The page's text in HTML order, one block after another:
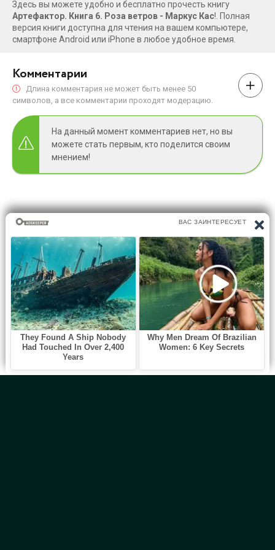
Здесь вы можете удобно и бесплатно прочесть книгу
Артефактор. Книга 6. Роза ветров - Маркус Кас!. Полная
версия книги доступна для чтения на вашем компьютере,
смартфоне Android или iPhone в любое удобное время.
Комментарии
Длина комментария не может быть менее 50
символов, а все комментарии проходят модерацию.
На данный момент комментариев нет, но вы
можете стать первым, кто поделится своим
мнением!